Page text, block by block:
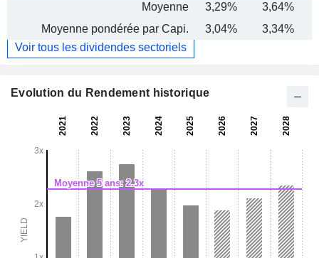
Moyenne
3,29% 3,64%
Moyenne pondérée par Capi.
3,04% 3,34%
Voir tous les dividendes sectoriels
Evolution du Rendement historique